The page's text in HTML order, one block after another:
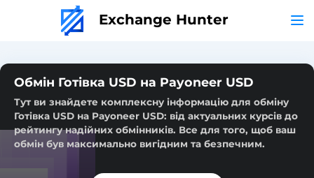
Exchange Hunter
Обмін Готівка USD на Payoneer USD
Тут ви знайдете комплексну інформацію для обміну
Готівка USD на Payoneer USD: від актуальних курсів до
рейтингу надійних обмінників. Все для того, щоб ваш
обмін був максимально вигідним та безпечним.